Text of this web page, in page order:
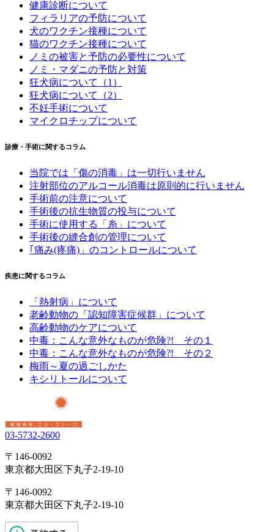
健康診断について
フィラリアの予防について
犬のワクチン接種について
猫のワクチン接種について
ノミの被害と予防の必要性について
ノミ・マダニの予防と対策
狂犬病について（1）
狂犬病について（2）
不妊手術について
マイクロチップについて
診療・手術に関するコラム
当院では「傷の消毒」は一切行いません
注射部位のアルコール消毒は原則的に行いません
手術前の注意について
手術後の抗生物質の投与について
手術に使用する「糸」について
手術後の縫合創の管理について
｢痛み(疼痛)」のコントロールについて
疾患に関するコラム
「熱射病」について
老齢動物の「認知障害症候群」について
高齢動物のケアについて
中毒：こんな意外なものが危険?! その１
中毒：こんな意外なものが危険?! その２
梅雨～夏の過ごしかた
キシリトールについて
03-5732-2600
〒146-0092
東京都大田区下丸子2-19-10
〒146-0092
東京都大田区下丸子2-19-10